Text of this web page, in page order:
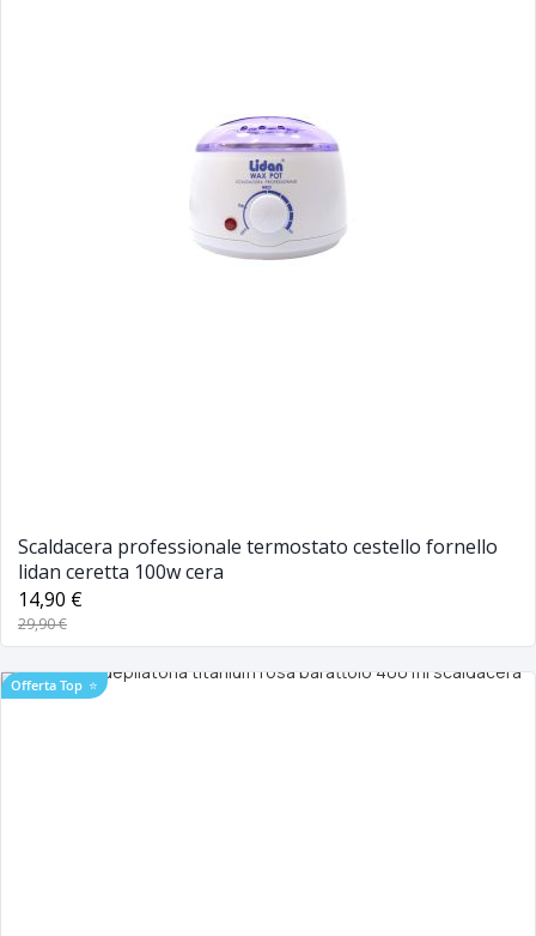
Scaldacera professionale termostato cestello fornello
lidan ceretta 100w cera
14,90 €
29,90 €
Offerta Top ⭐